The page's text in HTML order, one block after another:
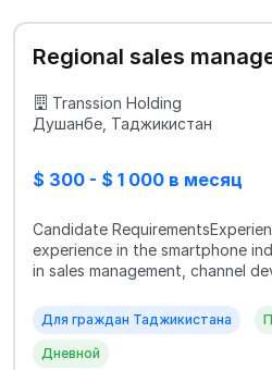
Regional sales
Transsion Holding
Душанбе, Таджикистан
$ 300 - $ 1 000 в месяц
Candidate
experience in the smartphone
in sales management, channel
Для граждан Таджикистана
Дневной